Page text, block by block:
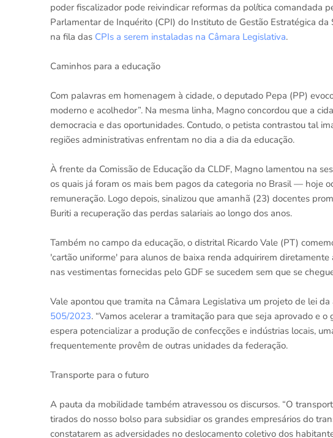
poder fiscalizador pode reivindicar reformas da política comandada
Parlamentar de Inquérito (CPI) do Instituto de Gestão Estratégica
na fila das CPIs a serem instaladas na Câmara Legislativa.
Caminhos para a educação
Com palavras em homenagem à cidade, o deputado Pepa (PP)
moderno e acolhedor”. Na mesma linha, Magno concordou que a
democracia e das oportunidades. Contudo, o petista contrastou tal
regiões administrativas enfrentam no dia a dia da educação.
À frente da Comissão de Educação da CLDF, Magno lamentou na
os quais já foram os mais bem pagos da categoria no Brasil — hoje
remuneração. Logo depois, sinalizou que amanhã (23) docentes
Buriti a recuperação das perdas salariais ao longo dos anos.
Também no campo da educação, o distrital Ricardo Vale (PT)
'cartão uniforme' para alunos de baixa renda adquirirem
nas vestimentas fornecidas pelo GDF se sucedem sem que se
Vale apontou que tramita na Câmara Legislativa um projeto de lei
505/2023. “Vamos acelerar a tramitação para que seja aprovado e
espera potencializar a produção de confecções e indústrias locais,
frequentemente provêm de outras unidades da federação.
Transporte para o futuro
A pauta da mobilidade também atravessou os discursos. “O
tirados do nosso bolso para subsidiar os grandes empresários do
constatarem as adversidades no deslocamento coletivo dos